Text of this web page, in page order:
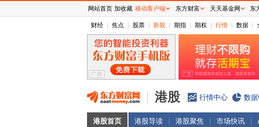
财经 焦点 股票 新股 期指 期权 行情 数据
港股 行情中心 数
港股首页 港股导读 港股聚焦 市场快讯
网站首页 加收藏 移动客户端 东方财富 天天基金网 东